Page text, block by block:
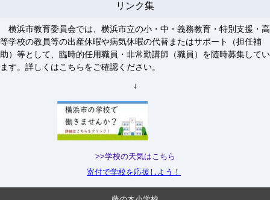
リンク集
横浜市教育委員会では、横浜市立の小・中・義務教育・特別支援・高
等学校の教員等の出産休暇や病気休暇の代替またはサポート（担任補
助）等として、臨時的任用職員・非常勤講師（職員）を随時募集してい
ます。詳しくはこちらをご確認ください。
↓
>>学校の天気はこちら
寄付で学校を応援しよう！